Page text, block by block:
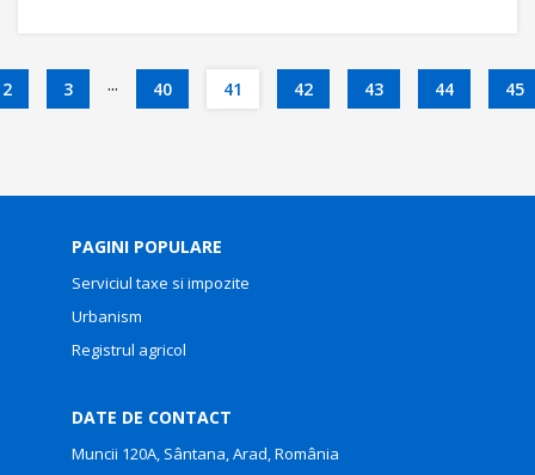
2 3 ... 40 41 42 43 44 45
PAGINI POPULARE
Serviciul taxe si impozite
Urbanism
Registrul agricol
DATE DE CONTACT
Muncii 120A, Sântana, Arad, România